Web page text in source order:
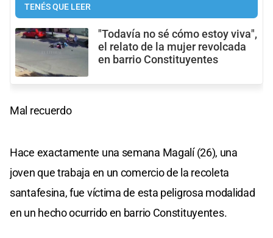
TENÉS QUE LEER
"Todavía no sé cómo estoy viva",
el relato de la mujer revolcada
en barrio Constituyentes
Mal recuerdo
Hace exactamente una semana Magalí (26), una
joven que trabaja en un comercio de la recoleta
santafesina, fue víctima de esta peligrosa modalidad
en un hecho ocurrido en barrio Constituyentes.